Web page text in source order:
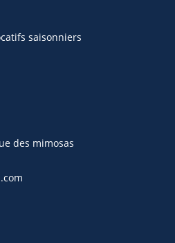
saisonniers
des mimosas